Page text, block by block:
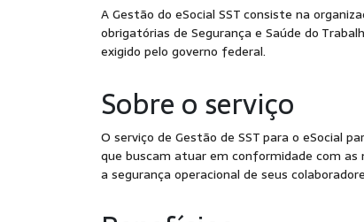
A Gestão do eSocial SST consiste na
obrigatórias de Segurança e Saúde do
exigido pelo governo federal.
Sobre o serviço
O serviço de Gestão de SST para o eSocial
que buscam atuar em conformidade com
a segurança operacional de seus